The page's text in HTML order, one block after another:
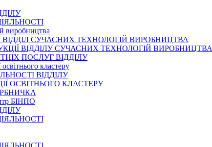
виробництва
СУЧАСНИХ ТЕХНОЛОГІЙ ВИРОБНИЦТВА
ВІДДІЛУ СУЧАСНИХ ТЕХНОЛОГІЙ ВИРОБНИЦТВА
ПОСЛУГ ВІДДІЛУ
освітнього кластеру
ВІДДІЛУ
ОСВІТНЬОГО КЛАСТЕРУ
БІНПО